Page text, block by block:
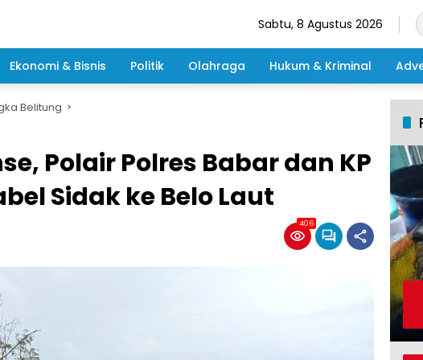
Sabtu, 8 Agustus 2026
Ekonomi & Bisnis Politik Olahraga Hukum & Kriminal
Belitung
Polair Polres Babar dan KP
Sidak ke Belo Laut
406